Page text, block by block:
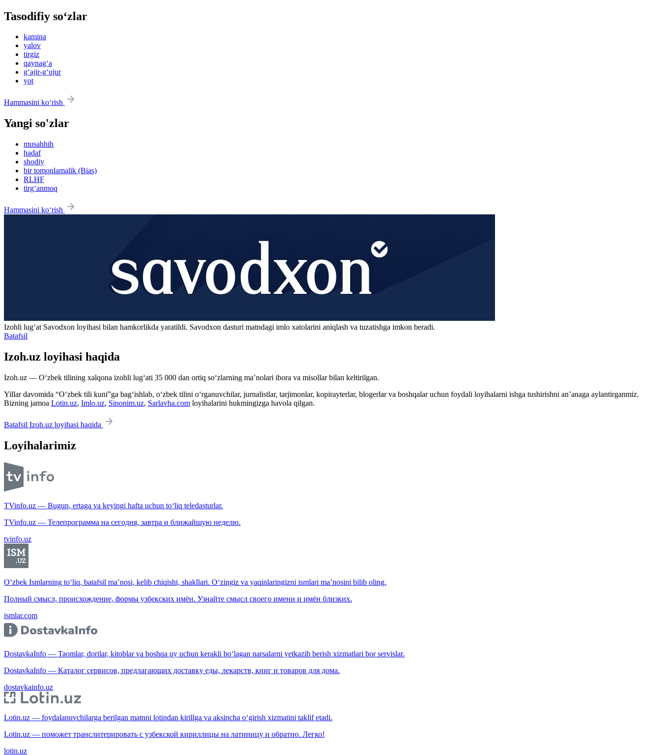
Tasodifiy so‘zlar
kamina
yalov
tirgiz
qaynag‘a
g‘ajir-g‘ujur
yot
Hammasini ko‘rish
Yangi so'zlar
musahhih
hadaf
shodiy
bir tomonlamalik (Bias)
RLHF
tirg‘anmoq
Hammasini ko‘rish
Izohli lugʻat Savodxon loyihasi bilan hamkorlikda yaratildi. Savodxon dasturi matndagi imlo xatolarini aniqlash va tuzatishga imkon beradi.
Batafsil
Izoh.uz loyihasi haqida
Izoh.uz — O‘zbek tilining xalqona izohli lug‘ati 35 000 dan ortiq so‘zlarning ma’nolari ibora va misollar bilan keltirilgan.
Yillar davomida “O‘zbek tili kuni”ga bag‘ishlab, o‘zbek tilini o‘rganuvchilar, jurnalistlar, tarjimonlar, kopirayterlar, blogerlar va boshqalar uchun foydali loyihalarni ishga tushirishni an’anaga aylantirganmiz.
Bizning jamoa Lotin.uz, Imlo.uz, Sinonim.uz, Sarlavha.com loyihalarini hukmingizga havola qilgan.
Batafsil Izoh.uz loyihasi haqida
Loyihalarimiz
TVinfo.uz — Bugun, ertaga va keyingi hafta uchun to‘liq teledasturlar.
TVinfo.uz — Телепрограмма на сегодня, завтра и ближайшую неделю.
tvinfo.uz
O‘zbek Ismlarning to‘liq, batafsil ma’nosi, kelib chiqishi, shakllari. O‘zingiz va yaqinlaringizni ismlari ma’nosini bilib oling.
Полный смысл, происхождение, формы узбекских имён. Узнайте смысл своего имени и имён близких.
ismlar.com
DostavkaInfo — Taomlar, dorilar, kitoblar va boshqa uy uchun kerakli bo‘lagan narsalarni yetkazib berish xizmatlari bor servislar.
DostavkaInfo — Каталог сервисов, предлагающих доставку еды, лекарств, книг и товаров для дома.
dostavkainfo.uz
Lotin.uz — foydalanuvchilarga berilgan matnni lotindan kirillga va aksincha o‘girish xizmatini taklif etadi.
Lotin.uz — поможет транслитерировать с узбекской кириллицы на латиницу и обратно. Легко!
lotin.uz